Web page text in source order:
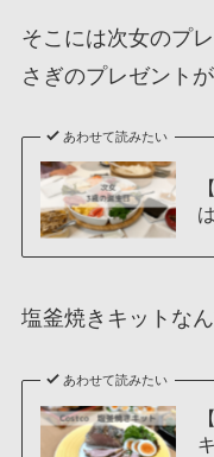
そこには次女のプ
さぎのプレゼントが
あわせて読みたい
塩釜焼きキットなん
あわせて読みたい